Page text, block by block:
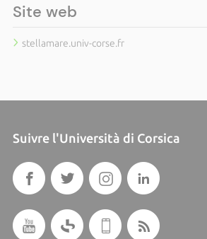
Site web
stellamare.univ-corse.fr
Suivre l'Università di Corsica